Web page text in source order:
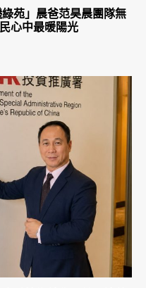
苑」晨爸范昊晨團隊無
心中最暖陽光